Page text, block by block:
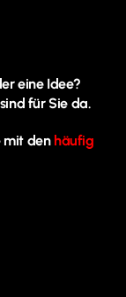
eine Idee?
für Sie da.
mit den häufig